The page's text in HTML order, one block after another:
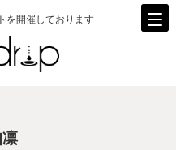
を開催しております